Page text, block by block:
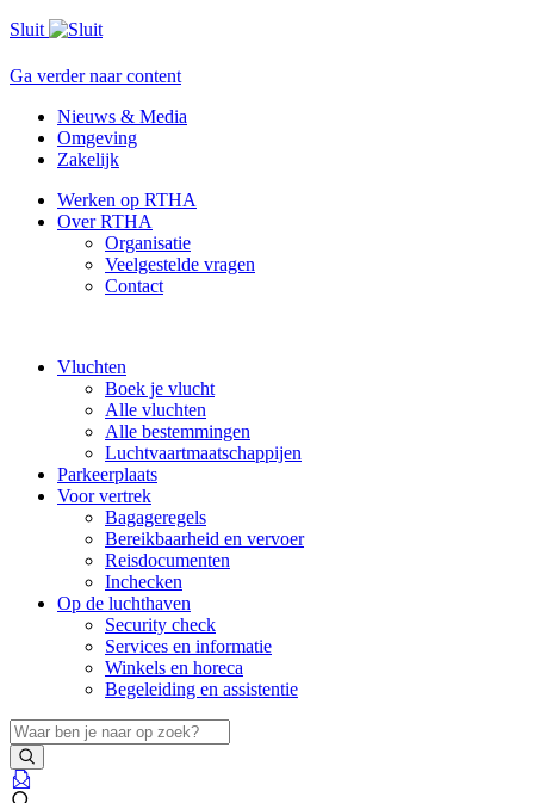
Sluit
Ga verder naar content
Nieuws & Media
Omgeving
Zakelijk
Werken op RTHA
Over RTHA
Organisatie
Veelgestelde vragen
Contact
Vluchten
Boek je vlucht
Alle vluchten
Alle bestemmingen
Luchtvaartmaatschappijen
Parkeerplaats
Voor vertrek
Bagageregels
Bereikbaarheid en vervoer
Reisdocumenten
Inchecken
Op de luchthaven
Security check
Services en informatie
Winkels en horeca
Begeleiding en assistentie